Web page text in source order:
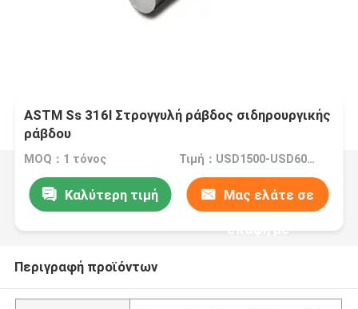
ASTM Ss 316l Στρογγυλή ράβδος σιδηρουργικής
ράβδου
MOQ：1 τόνος Τιμή：USD1500-USD6000
Καλύτερη τιμή Μας ελάτε σε
επαφή με
Περιγραφή προϊόντων